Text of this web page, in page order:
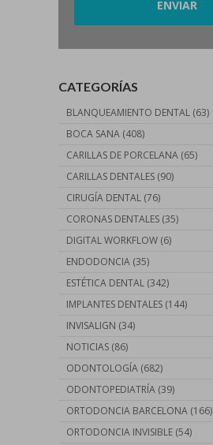
CATEGORÍAS
BLANQUEAMIENTO DENTAL (63)
BOCA SANA (408)
CARILLAS DE PORCELANA (65)
CARILLAS DENTALES (90)
CIRUGÍA DENTAL (76)
CORONAS DENTALES (35)
DIGITAL WORKFLOW (6)
ENDODONCIA (35)
ESTÉTICA DENTAL (342)
IMPLANTES DENTALES (144)
INVISALIGN (34)
NOTICIAS (86)
ODONTOLOGÍA (682)
ODONTOPEDIATRÍA (39)
ORTODONCIA BARCELONA (166)
ORTODONCIA INVISIBLE (54)